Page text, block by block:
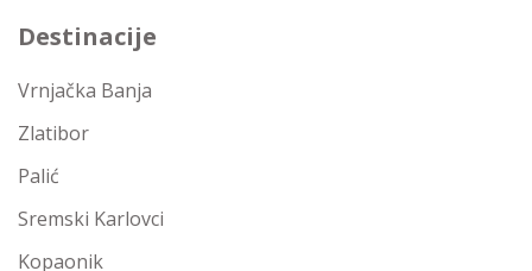
Destinacije
Vrnjačka Banja
Zlatibor
Palić
Sremski Karlovci
Kopaonik